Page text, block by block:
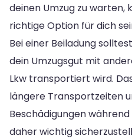
deinen Umzug zu warten,
richtige Option für dich
Bei einer Beiladung
dein Umzugsgut mit
Lkw transportiert wird.
längere Transportzeiten
Beschädigungen
daher wichtig